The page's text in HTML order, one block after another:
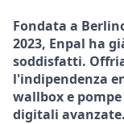
Fondata a
2023, Enpal ha
soddisfatti.
l'indipendenza
wallbox e
digitali avanzate.